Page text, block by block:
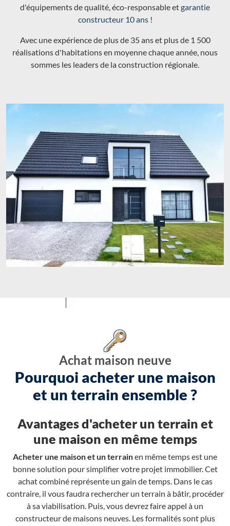
d'équipements de qualité, éco-responsable etgarantie
constructeur 10 ans!
Avec une expérience de plus de 35 ans et plus de 1 500
réalisations d'habitations en moyenne chaque année, nous
sommes les leaders de la construction régionale.
Achat maison neuve
Pourquoi acheter une maison
et un terrain ensemble ?
Avantages d'acheter un terrain et
une maison en même temps
Acheter une maison et un terrainen même temps est une
bonne solution pour simplifier votre projet immobilier. Cet
achat combiné représente un gain de temps. Dans le cas
contraire, il vous faudra rechercher un terrain à bâtir, procéder
à sa viabilisation. Puis, vous devrez faire appel à un
constructeur de maisons neuves. Les formalités sont plus